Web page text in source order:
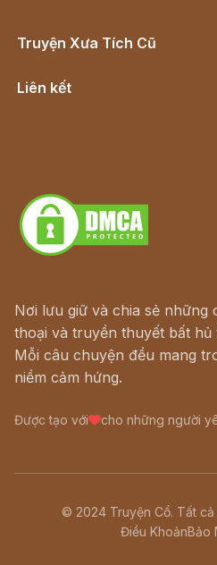
Truyện Xưa Tích Cũ
Liên kết
Nơi lưu giữ và chia sẻ
thoại và truyền thuyết bất
Mỗi câu chuyện đều mang
niềm cảm hứng.
Được tạo với cho những người
© 2024 Truyện Cổ. Tất
Điều KhoảnBảo